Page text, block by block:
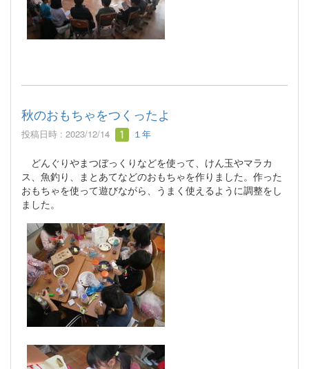
秋のおもちゃをつくったよ
投稿日時 : 2023/12/14 １年
どんぐりやまつぼっくりなどを使って、けん玉やマラカ
ス、魚釣り、まとあてなどのおもちゃを作りました。作った
おもちゃを使って遊びながら、うまく使えるように調整をし
ました。